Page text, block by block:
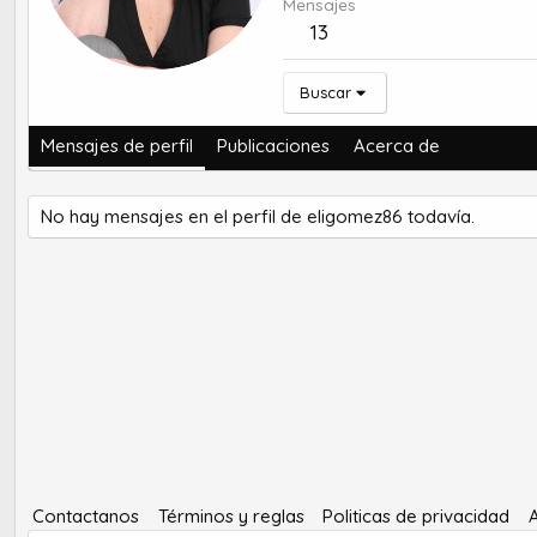
Mensajes
13
Buscar
Mensajes de perfil Publicaciones Acerca de
No hay mensajes en el perfil de eligomez86 todavía.
Contactanos Términos y reglas Politicas de privacidad